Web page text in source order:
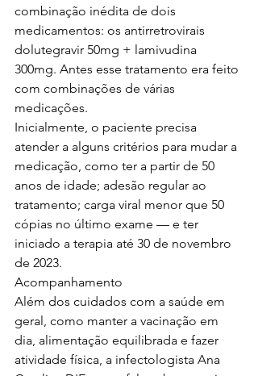
combinação inédita de dois
medicamentos: os antirretrovirais
dolutegravir 50mg + lamivudina
300mg. Antes esse tratamento era feito
com combinações de várias
medicações.
Inicialmente, o paciente precisa
atender a alguns critérios para mudar a
medicação, como ter a partir de 50
anos de idade; adesão regular ao
tratamento; carga viral menor que 50
cópias no último exame — e ter
iniciado a terapia até 30 de novembro
de 2023.
Acompanhamento
Além dos cuidados com a saúde em
geral, como manter a vacinação em
dia, alimentação equilibrada e fazer
atividade física, a infectologista Ana